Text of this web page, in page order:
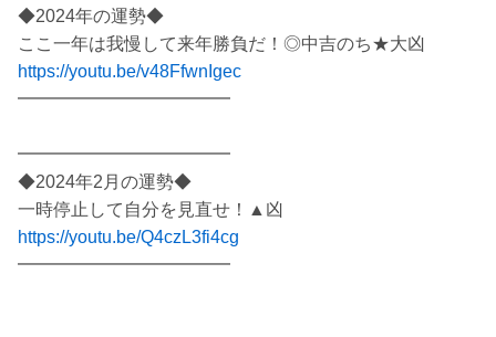
◆2024年の運勢◆
ここ一年は我慢して来年勝負だ！◎中吉のち★大凶
https://youtu.be/v48FfwnIgec
━━━━━━━━━━━━
━━━━━━━━━━━━
◆2024年2月の運勢◆
一時停止して自分を見直せ！▲凶
https://youtu.be/Q4czL3fi4cg
━━━━━━━━━━━━